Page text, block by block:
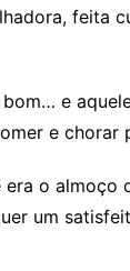
feita
e
e chorar
o almoço
um